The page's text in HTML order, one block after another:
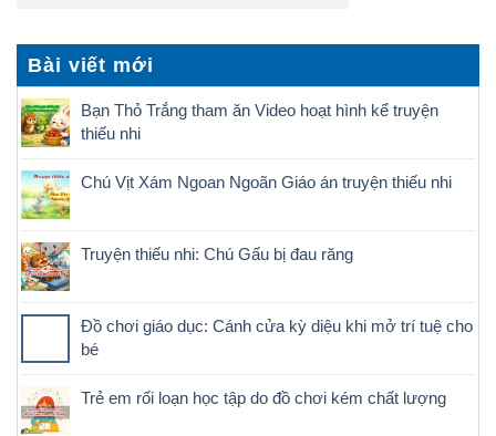
Bài viết mới
Bạn Thỏ Trắng tham ăn Video hoạt hình kể truyện
thiếu nhi
Chú Vịt Xám Ngoan Ngoãn Giáo án truyện thiếu nhi
Truyện thiếu nhi: Chú Gấu bị đau răng
Đồ chơi giáo dục: Cánh cửa kỳ diệu khi mở trí tuệ cho
bé
Trẻ em rối loạn học tập do đồ chơi kém chất lượng